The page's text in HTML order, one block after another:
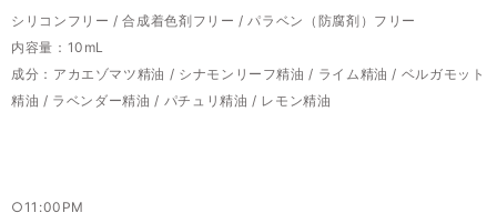
シリコンフリー / 合成着色剤フリー / パラベン（防腐剤）フリー
内容量：10mL
成分：アカエゾマツ精油 / シナモンリーフ精油 / ライム精油 / ベルガモット
精油 / ラベンダー精油 / パチュリ精油 / レモン精油
○11:00PM